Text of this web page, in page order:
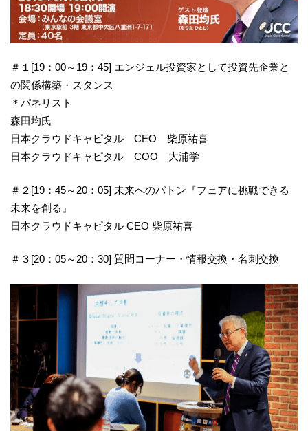
＃１[19：00～19：45] エンジェル投資家として投資先企業と
の関係構築・スタンス
＊パネリスト
森田均氏
日本クラウドキャピタル CEO 柴原祐喜
日本クラウドキャピタル COO 大浦学
＃２[19：45～20：05] 未来へのバトン『フェアに挑戦できる
未来を創る』
日本クラウドキャピタル CEO 柴原祐喜
＃３[20：05～20：30] 質問コーナー・情報交換・名刺交換